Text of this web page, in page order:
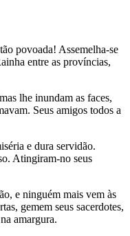
povoada! Assemelha-se
entre as províncias,
lhe inundam as faces,
Seus amigos todos a
e dura servidão.
Atingiram-no seus
e ninguém mais vem às
gemem seus sacerdotes,
amargura.